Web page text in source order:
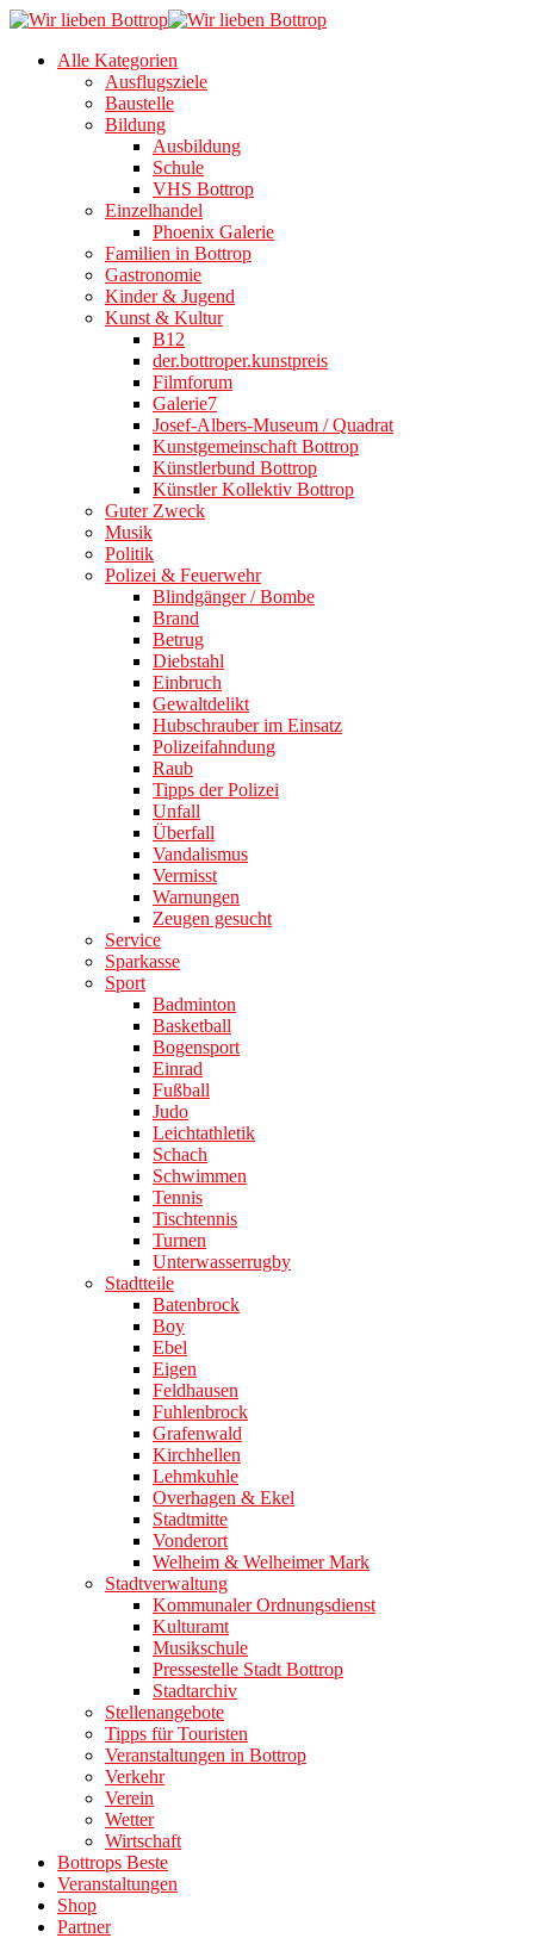
Alle Kategorien
Ausflugsziele
Baustelle
Bildung
Ausbildung
Schule
VHS Bottrop
Einzelhandel
Phoenix Galerie
Familien in Bottrop
Gastronomie
Kinder & Jugend
Kunst & Kultur
B12
der.bottroper.kunstpreis
Filmforum
Galerie7
Josef-Albers-Museum / Quadrat
Kunstgemeinschaft Bottrop
Künstlerbund Bottrop
Künstler Kollektiv Bottrop
Guter Zweck
Musik
Politik
Polizei & Feuerwehr
Blindgänger / Bombe
Brand
Betrug
Diebstahl
Einbruch
Gewaltdelikt
Hubschrauber im Einsatz
Polizeifahndung
Raub
Tipps der Polizei
Unfall
Überfall
Vandalismus
Vermisst
Warnungen
Zeugen gesucht
Service
Sparkasse
Sport
Badminton
Basketball
Bogensport
Einrad
Fußball
Judo
Leichtathletik
Schach
Schwimmen
Tennis
Tischtennis
Turnen
Unterwasserrugby
Stadtteile
Batenbrock
Boy
Ebel
Eigen
Feldhausen
Fuhlenbrock
Grafenwald
Kirchhellen
Lehmkuhle
Overhagen & Ekel
Stadtmitte
Vonderort
Welheim & Welheimer Mark
Stadtverwaltung
Kommunaler Ordnungsdienst
Kulturamt
Musikschule
Pressestelle Stadt Bottrop
Stadtarchiv
Stellenangebote
Tipps für Touristen
Veranstaltungen in Bottrop
Verkehr
Verein
Wetter
Wirtschaft
Bottrops Beste
Veranstaltungen
Shop
Partner